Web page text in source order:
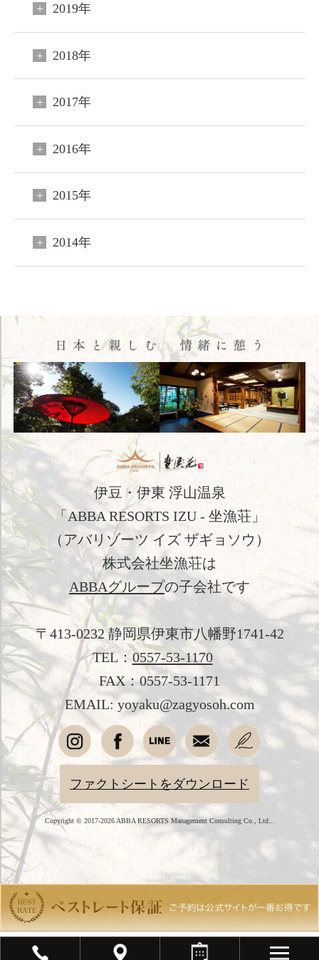
2019年
2018年
2017年
2016年
2015年
2014年
伊豆・伊東 浮山温泉
「ABBA RESORTS IZU - 坐漁荘」
（アバリゾーツ イズ ザギョソウ）
株式会社坐漁荘は
ABBAグループの子会社です
〒413-0232 静岡県伊東市八幡野1741-42
TEL：0557-53-1170
FAX：0557-53-1171
EMAIL: yoyaku@zagyosoh.com
ファクトシートをダウンロード
Copyright © 2017-2026 ABBA RESORTS Management Consulting Co., Ltd...
ご宿泊予約
温泉
館内施設
アクセス
新着情報
日本文化体験
観光のご案内
フォトギャラリー
おすすめ宿泊プラン
お問い合わせ
よくあるご質問
プライバシーポリシー
会社概要
採用情報
オンラインショップ
English
繁體中文 韓国語